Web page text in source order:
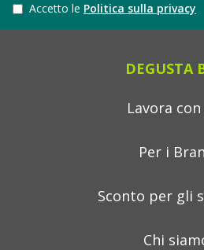
Accetto le Politica sulla privacy
DEGUSTA
Lavora
Per i
Sconto per gli
Chi